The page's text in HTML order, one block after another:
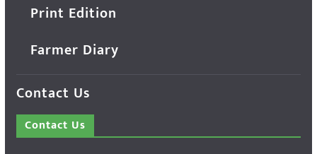
Print Edition
Farmer Diary
Contact Us
Contact Us